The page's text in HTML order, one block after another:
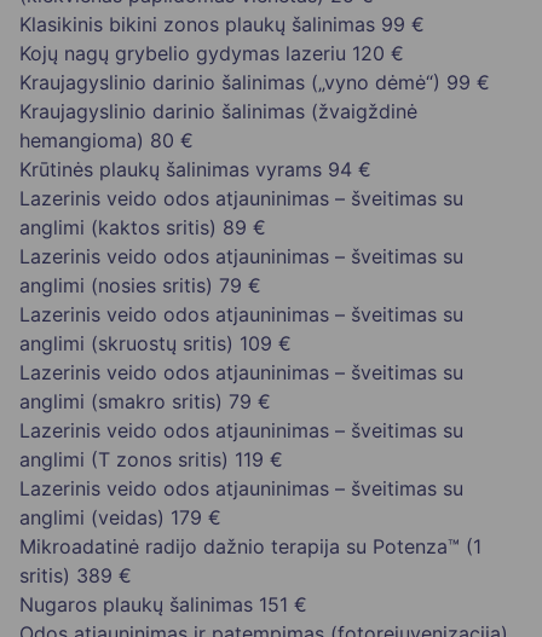
Klasikinis bikini zonos plaukų šalinimas 99 €
Kojų nagų grybelio gydymas lazeriu 120 €
Kraujagyslinio darinio šalinimas („vyno dėmė“) 99 €
Kraujagyslinio darinio šalinimas (žvaigždinė
hemangioma) 80 €
Krūtinės plaukų šalinimas vyrams 94 €
Lazerinis veido odos atjauninimas – šveitimas su
anglimi (kaktos sritis) 89 €
Lazerinis veido odos atjauninimas – šveitimas su
anglimi (nosies sritis) 79 €
Lazerinis veido odos atjauninimas – šveitimas su
anglimi (skruostų sritis) 109 €
Lazerinis veido odos atjauninimas – šveitimas su
anglimi (smakro sritis) 79 €
Lazerinis veido odos atjauninimas – šveitimas su
anglimi (T zonos sritis) 119 €
Lazerinis veido odos atjauninimas – šveitimas su
anglimi (veidas) 179 €
Mikroadatinė radijo dažnio terapija su Potenza™ (1
sritis) 389 €
Nugaros plaukų šalinimas 151 €